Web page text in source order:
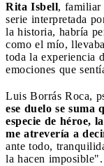
Rita Isbell, familiar
serie interpretada
la historia, habría
como el mío,
toda la experiencia
emociones que
Luis Borrás Roca,
ese duelo se suma
especie de héroe,
me atrevería a
ante todo,
la hacen imposible".